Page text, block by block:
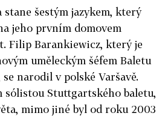
stane šestým jazykem, který
jeho prvním domovem
Filip Barankiewicz, který je
uměleckým šéfem Baletu
narodil v polské Varšavě.
sólistou Stuttgartského baletu,
mimo jiné byl od roku 2003